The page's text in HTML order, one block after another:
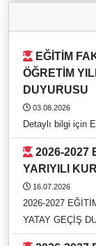
ÖĞRETİM
DUYURUSU
03.08.2026
Detaylı bilgi için
https://
YARIYILI
16.07.2026
2026-2027
YATAY GEÇİŞ